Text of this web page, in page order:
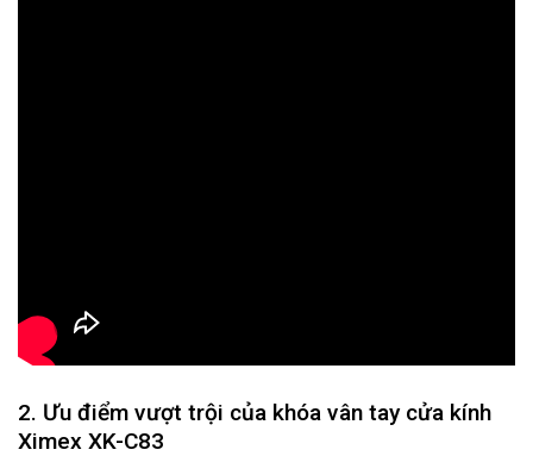
2. Ưu điểm vượt trội của khóa vân tay cửa kính
Ximex XK-C83